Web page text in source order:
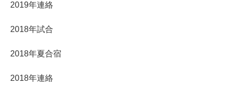
2019年連絡
2018年試合
2018年夏合宿
2018年連絡